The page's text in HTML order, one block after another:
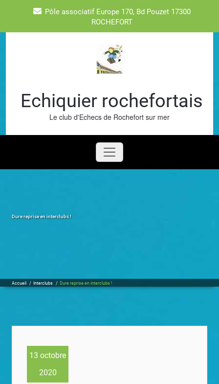
Pôle associatif Europe 170, Bd Pouzet 17300
ROCHEFORT
Echiquier rochefortais
Le club d'Echecs de Rochefort sur mer
Dure reprise en interclubs !
Accueil / Interclubs / Dure reprise en interclubs !
13 octobre
2020